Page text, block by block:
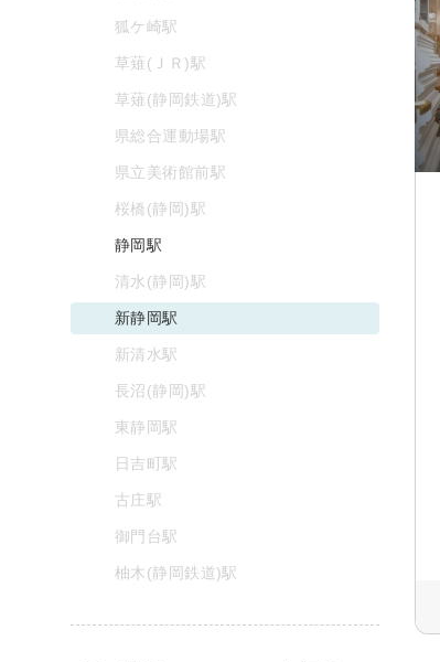
狐ケ崎駅
草薙(ＪＲ)駅
草薙(静岡鉄道)駅
県総合運動場駅
県立美術館前駅
桜橋(静岡)駅
静岡駅
清水(静岡)駅
新静岡駅
新清水駅
長沼(静岡)駅
東静岡駅
日吉町駅
古庄駅
御門台駅
柚木(静岡鉄道)駅